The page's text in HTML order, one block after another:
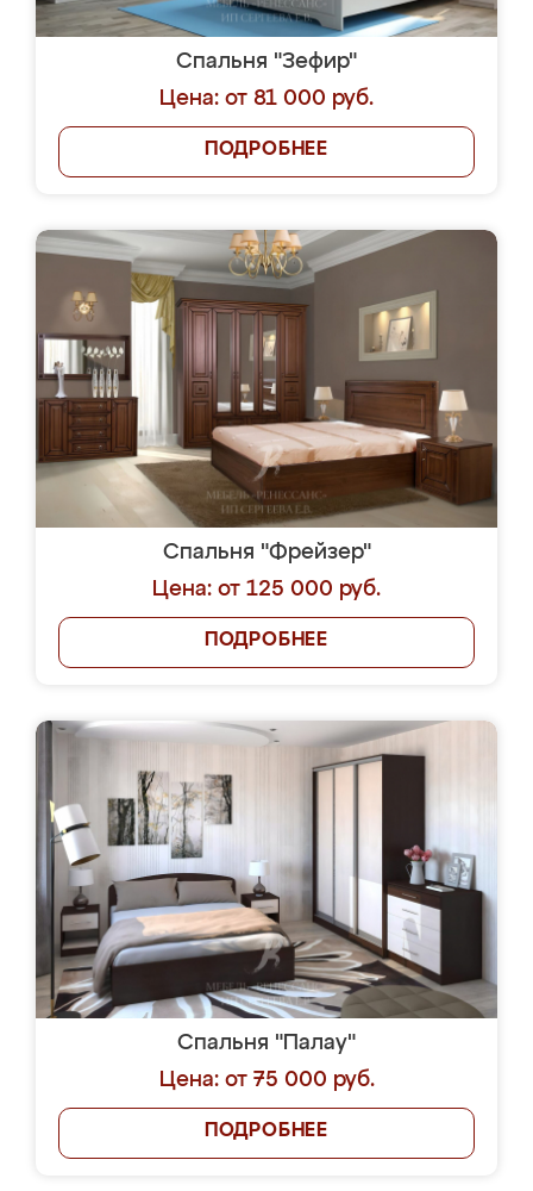
Спальня "Зефир"
Цена: от 81 000 руб.
ПОДРОБНЕЕ
Спальня "Фрейзер"
Цена: от 125 000 руб.
ПОДРОБНЕЕ
Спальня "Палау"
Цена: от 75 000 руб.
ПОДРОБНЕЕ